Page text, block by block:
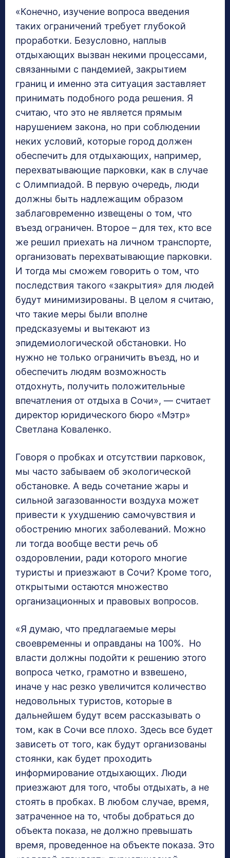
«Конечно, изучение вопроса введения
таких ограничений требует глубокой
проработки. Безусловно, наплыв
отдыхающих вызван некими процессами,
связанными с пандемией, закрытием
границ и именно эта ситуация заставляет
принимать подобного рода решения. Я
считаю, что это не является прямым
нарушением закона, но при соблюдении
неких условий, которые город должен
обеспечить для отдыхающих, например,
перехватывающие парковки, как в случае
с Олимпиадой. В первую очередь, люди
должны быть надлежащим образом
заблаговременно извещены о том, что
въезд ограничен. Второе – для тех, кто все
же решил приехать на личном транспорте,
организовать перехватывающие парковки.
И тогда мы сможем говорить о том, что
последствия такого «закрытия» для людей
будут минимизированы. В целом я считаю,
что такие меры были вполне
предсказуемы и вытекают из
эпидемиологической обстановки. Но
нужно не только ограничить въезд, но и
обеспечить людям возможность
отдохнуть, получить положительные
впечатления от отдыха в Сочи», — считает
директор юридического бюро «Мэтр»
Светлана Коваленко.
Говоря о пробках и отсутствии парковок,
мы часто забываем об экологической
обстановке. А ведь сочетание жары и
сильной загазованности воздуха может
привести к ухудшению самочувствия и
обострению многих заболеваний. Можно
ли тогда вообще вести речь об
оздоровлении, ради которого многие
туристы и приезжают в Сочи? Кроме того,
открытыми остаются множество
организационных и правовых вопросов.
«Я думаю, что предлагаемые меры
своевременны и оправданы на 100%. Но
власти должны подойти к решению этого
вопроса четко, грамотно и взвешено,
иначе у нас резко увеличится количество
недовольных туристов, которые в
дальнейшем будут всем рассказывать о
том, как в Сочи все плохо. Здесь все будет
зависеть от того, как будут организованы
стоянки, как будет проходить
информирование отдыхающих. Люди
приезжают для того, чтобы отдыхать, а не
стоять в пробках. В любом случае, время,
затраченное на то, чтобы добраться до
объекта показа, не должно превышать
время, проведенное на объекте показа. Это